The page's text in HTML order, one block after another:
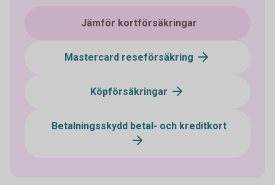
Jämför kortförsäkringar
Mastercard reseförsäkring
Köpförsäkringar
Betalningsskydd betal- och kreditkort